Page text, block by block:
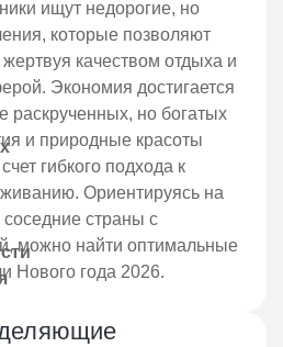
ищут недорогие, но
которые позволяют
качеством отдыха и
Экономия достигается
раскрученных, но богатых
и природные красоты
гибкого подхода к
Ориентируясь на
страны с
можно найти оптимальные
Нового года 2026.